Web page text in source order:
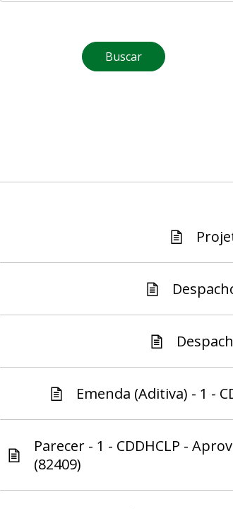
Buscar
Emenda (Aditiva) - 1 -
Parecer - 1 - CDDHCLP -
(82409)